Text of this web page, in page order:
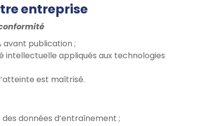
entreprise
publication ;
intellectuelle appliqués aux technologies
est maîtrisé.
données d’entraînement ;